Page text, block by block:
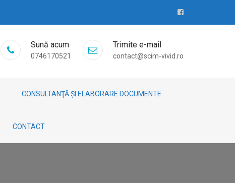
Sună acum
0746170521
Trimite e-mail
contact@scim-vivid.ro
CONSULTANŢĂ ȘI ELABORARE DOCUMENTE
CONTACT